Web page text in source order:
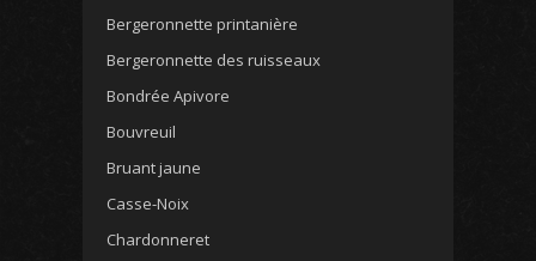
Bergeronnette printanière
Bergeronnette des ruisseaux
Bondrée Apivore
Bouvreuil
Bruant jaune
Casse-Noix
Chardonneret